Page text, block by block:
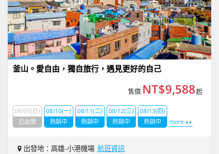
釜山。愛自由，獨自旅行，遇見更好的自己
售價 NT$9,588起
08/09(日)
已出發
08/10(一)
熱銷中
08/11(二)
熱銷中
08/12(三)
熱銷中
08/13(四)
熱銷中
more
出發地：高雄-小港機場 航班資訊